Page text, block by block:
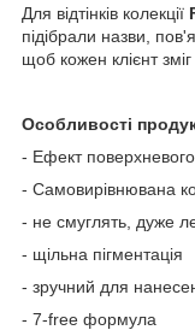
Для відтінків колекції
підібрали назви,
щоб кожен клієнт
Особливості
- Ефект
- Самовирівнювана
- не смуглять, дуже
- щільна пігментація
- зручний для
- 7-free формула